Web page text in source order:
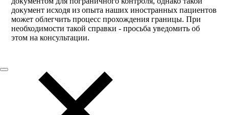
документ исходя из опыта наших иностранных пациентов
может облегчить процесс прохождения границы. При
необходимости такой справки - просьба уведомить об
этом на консультации.